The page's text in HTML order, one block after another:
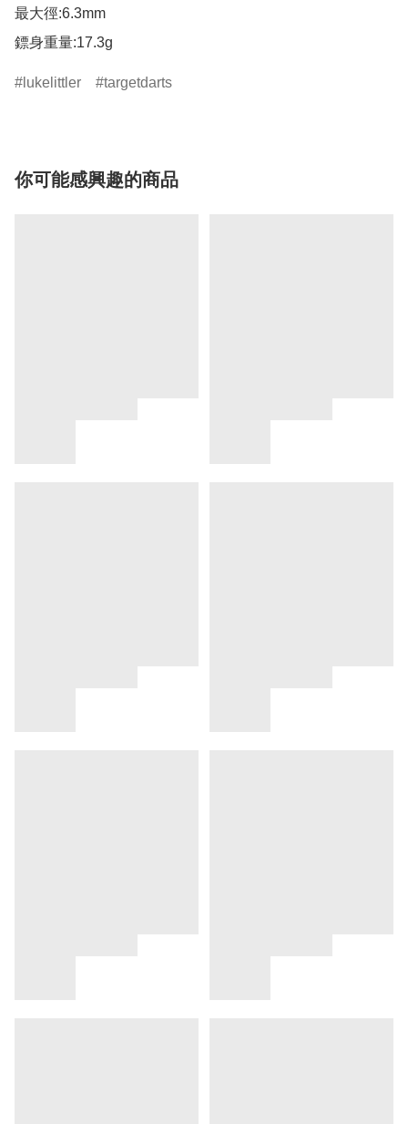
最大徑:6.3mm
鏢身重量:17.3g
lukelittler targetdarts
你可能感興趣的商品